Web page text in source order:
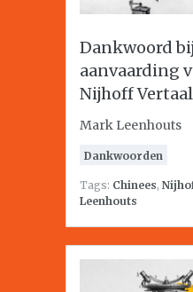
Dankwoord
aanvaarding
Nijhoff
Mark Leenhouts
Dankwoorden
Tags: Chinees,
Leenhouts